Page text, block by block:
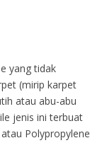
yang tidak
(mirip karpet
atau abu-abu
jenis ini terbuat
Polypropylene